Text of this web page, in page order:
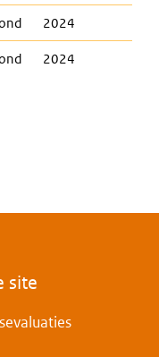
2024
2024
site